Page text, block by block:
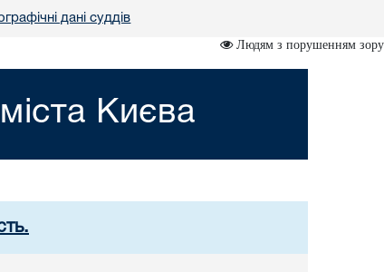
дані суддів
Людям з порушенням зору
Києва